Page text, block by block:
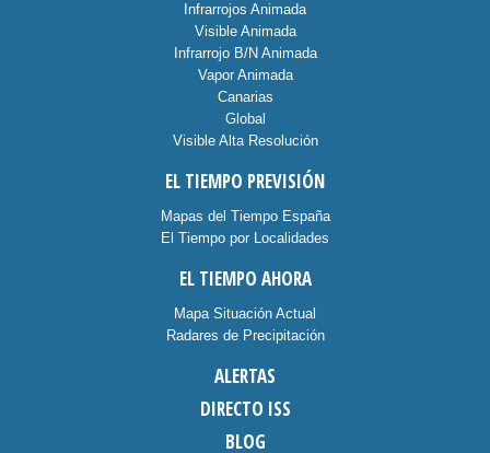
Infrarrojos Animada
Visible Animada
Infrarrojo B/N Animada
Vapor Animada
Canarias
Global
Visible Alta Resolución
EL TIEMPO PREVISIÓN
Mapas del Tiempo España
El Tiempo por Localidades
EL TIEMPO AHORA
Mapa Situación Actual
Radares de Precipitación
ALERTAS
DIRECTO ISS
BLOG